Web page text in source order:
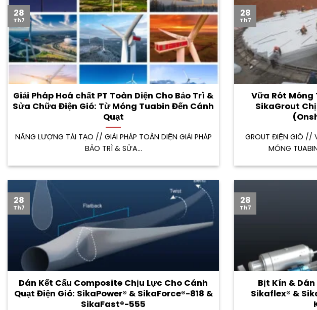
Giải Pháp Hoá chất PT Toàn Diện Cho Bảo Trì &
Sửa Chữa Điện Gió: Từ Móng Tuabin Đến Cánh
Quạt
NĂNG LƯỢNG TÁI TẠO // GIẢI PHÁP TOÀN DIỆN GIẢI PHÁP
BẢO TRÌ & SỬA...
28
Th7
Vữa Rót Móng
SikaGrout
GROUT ĐIỆN GIÓ //
MÓNG
28
Th7
Dán Kết Cấu Composite Chịu Lực Cho Cánh
Quạt Điện Gió: SikaPower® & SikaForce®-818 &
SikaFast®-555
28
Th7
Bịt Kín &
Sikaflex® &
28
Th7